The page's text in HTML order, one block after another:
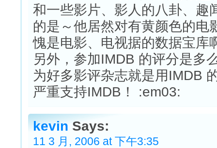
和一些影片、影人的八卦、趣
的是～他居然对有黄颜色的电
愧是电影、电视据的数据宝库
另外，参加IMDB 的评分是多
为好多影评杂志就是用IMDB
严重支持IMDB！ :em03:
kevin Says:
11 3 月, 2006 at 下午3:35